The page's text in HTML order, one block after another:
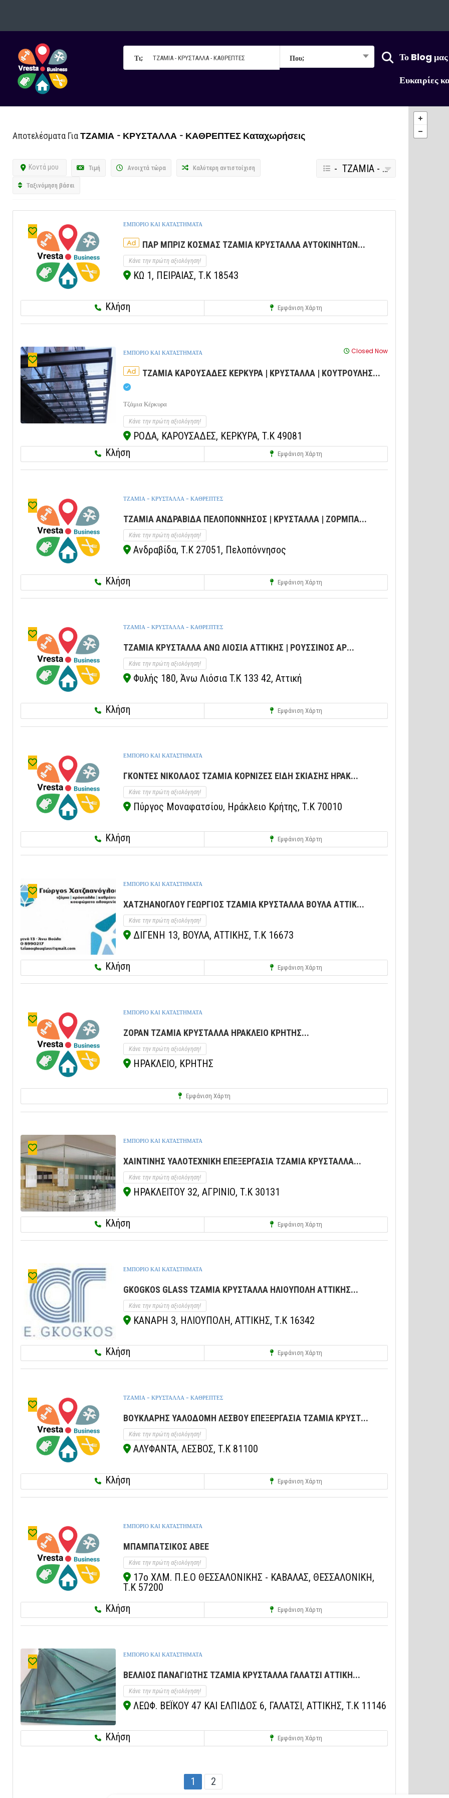
Τι; Που;
Το Blog μας
Ευκαιρίες
Αποτελέσματα ΓιαΤΖΑΜΙΑ - ΚΡΥΣΤΑΛΛΑ - ΚΑΘΡΕΠΤΕΣ Καταχωρήσεις
Τιμή Ανοιχτά τώρα
Κοντά μου Καλύτερη αντιστοίχιση
Ταξινόμηση βάσει
- ΤΖΑΜΙΑ - ΚΡΥΣΤΑΛΛΑ - ΚΑΘΡΕΠΤΕΣ
ΕΜΠΟΡΙΟ ΚΑΙ ΚΑΤΑΣΤΗΜΑΤΑ
Ad ΠΑΡ ΜΠΡΙΖ ΚΟΣΜΑΣ ΤΖΑΜΙΑ ΚΡΥΣΤΑΛΛΑ ΑΥΤΟΚΙΝΗΤΩΝ...
Κάνε την πρώτη αξιολόγηση!
ΚΩ 1, ΠΕΙΡΑΙΑΣ, Τ.Κ 18543
Κλήση Εμφάνιση Χάρτη
ΕΜΠΟΡΙΟ ΚΑΙ ΚΑΤΑΣΤΗΜΑΤΑ Closed Now
Ad ΤΖΑΜΙΑ ΚΑΡΟΥΣΑΔΕΣ ΚΕΡΚΥΡΑ | ΚΡΥΣΤΑΛΛΑ | ΚΟΥΤΡΟΥΛΗΣ...
Τζάμια Κέρκυρα
Κάνε την πρώτη αξιολόγηση!
ΡΟΔΑ, ΚΑΡΟΥΣΑΔΕΣ, ΚΕΡΚΥΡΑ, Τ.Κ 49081
Κλήση
Εμφάνιση Χάρτη
ΤΖΑΜΙΑ - ΚΡΥΣΤΑΛΛΑ - ΚΑΘΡΕΠΤΕΣ
ΤΖΑΜΙΑ ΑΝΔΡΑΒΙΔΑ ΠΕΛΟΠΟΝΝΗΣΟΣ | ΚΡΥΣΤΑΛΛΑ | ΖΟΡΜΠΑ...
Κάνε την πρώτη αξιολόγηση!
Ανδραβίδα, Τ.Κ 27051, Πελοπόννησος
Κλήση Εμφάνιση Χάρτη
ΤΖΑΜΙΑ - ΚΡΥΣΤΑΛΛΑ - ΚΑΘΡΕΠΤΕΣ
ΤΖΑΜΙΑ ΚΡΥΣΤΑΛΛΑ ΑΝΩ ΛΙΟΣΙΑ ΑΤΤΙΚΗΣ | ΡΟΥΣΣΙΝΟΣ ΑΡ...
Κάνε την πρώτη αξιολόγηση!
Φυλής 180, Άνω Λιόσια T.K 133 42, Αττική
Κλήση Εμφάνιση Χάρτη
ΕΜΠΟΡΙΟ ΚΑΙ ΚΑΤΑΣΤΗΜΑΤΑ
ΓΚΟΝΤΕΣ ΝΙΚΟΛΑΟΣ ΤΖΑΜΙΑ ΚΟΡΝΙΖΕΣ ΕΙΔΗ ΣΚΙΑΣΗΣ ΗΡΑΚ...
Κάνε την πρώτη αξιολόγηση!
Πύργος Μοναφατσίου, Ηράκλειο Κρήτης, Τ.Κ 70010
Κλήση Εμφάνιση Χάρτη
ΕΜΠΟΡΙΟ ΚΑΙ ΚΑΤΑΣΤΗΜΑΤΑ
ΧΑΤΖΗΑΝΟΓΛΟΥ ΓΕΩΡΓΙΟΣ ΤΖΑΜΙΑ ΚΡΥΣΤΑΛΛΑ ΒΟΥΛΑ ΑΤΤΙΚ...
Κάνε την πρώτη αξιολόγηση!
ΔΙΓΕΝΗ 13, ΒΟΥΛΑ, ΑΤΤΙΚΗΣ, Τ.Κ 16673
Κλήση Εμφάνιση Χάρτη
ΕΜΠΟΡΙΟ ΚΑΙ ΚΑΤΑΣΤΗΜΑΤΑ
ZOPAN ΤΖΑΜΙΑ ΚΡΥΣΤΑΛΛΑ ΗΡΑΚΛΕΙΟ ΚΡΗΤΗΣ...
Κάνε την πρώτη αξιολόγηση!
ΗΡΑΚΛΕΙΟ, ΚΡΗΤΗΣ
Εμφάνιση Χάρτη
ΕΜΠΟΡΙΟ ΚΑΙ ΚΑΤΑΣΤΗΜΑΤΑ
ΧΑΙΝΤΙΝΗΣ ΥΑΛΟΤΕΧΝΙΚΗ ΕΠΕΞΕΡΓΑΣΙΑ ΤΖΑΜΙΑ ΚΡΥΣΤΑΛΛΑ...
Κάνε την πρώτη αξιολόγηση!
ΗΡΑΚΛΕΙΤΟΥ 32, ΑΓΡΙΝΙΟ, Τ.Κ 30131
Κλήση Εμφάνιση Χάρτη
ΕΜΠΟΡΙΟ ΚΑΙ ΚΑΤΑΣΤΗΜΑΤΑ
GKOGKOS GLASS ΤΖΑΜΙΑ ΚΡΥΣΤΑΛΛΑ ΗΛΙΟΥΠΟΛΗ ΑΤΤΙΚΗΣ...
Κάνε την πρώτη αξιολόγηση!
ΚΑΝΑΡΗ 3, ΗΛΙΟΥΠΟΛΗ, ΑΤΤΙΚΗΣ, Τ.Κ 16342
Κλήση Εμφάνιση Χάρτη
ΤΖΑΜΙΑ - ΚΡΥΣΤΑΛΛΑ - ΚΑΘΡΕΠΤΕΣ
ΒΟΥΚΛΑΡΗΣ ΥΑΛΟΔΟΜΗ ΛΕΣΒΟΥ ΕΠΕΞΕΡΓΑΣΙΑ ΤΖΑΜΙΑ ΚΡΥΣΤ...
Κάνε την πρώτη αξιολόγηση!
ΑΛΥΦΑΝΤΑ, ΛΕΣΒΟΣ, Τ.Κ 81100
Κλήση Εμφάνιση Χάρτη
ΕΜΠΟΡΙΟ ΚΑΙ ΚΑΤΑΣΤΗΜΑΤΑ
ΜΠΑΜΠΑΤΣΙΚΟΣ ΑΒΕΕ
Κάνε την πρώτη αξιολόγηση!
17ο ΧΛΜ. Π.Ε.Ο ΘΕΣΣΑΛΟΝΙΚΗΣ - ΚΑΒΑΛΑΣ, ΘΕΣΣΑΛΟΝΙΚΗ,
Τ.Κ 57200
Κλήση
Εμφάνιση Χάρτη
ΕΜΠΟΡΙΟ ΚΑΙ ΚΑΤΑΣΤΗΜΑΤΑ
ΒΕΛΛΙΟΣ ΠΑΝΑΓΙΩΤΗΣ ΤΖΑΜΙΑ ΚΡΥΣΤΑΛΛΑ ΓΑΛΑΤΣΙ ΑΤΤΙΚΗ...
Κάνε την πρώτη αξιολόγηση!
ΛΕΩΦ. ΒΕΪΚΟΥ 47 ΚΑΙ ΕΛΠΙΔΟΣ 6, ΓΑΛΑΤΣΙ, ΑΤΤΙΚΗΣ, Τ.Κ 11146
Κλήση Εμφάνιση Χάρτη
1 2